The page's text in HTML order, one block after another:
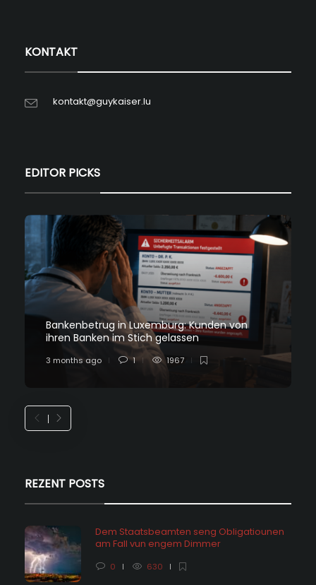
KONTAKT
kontakt@guykaiser.lu
EDITOR PICKS
Bankenbetrug in Luxemburg: Kunden von
ihren Banken im Stich gelassen
3 months ago 1 1967
REZENT POSTS
Dem Staatsbeamten seng Obligatiounen
am Fall vun engem Dimmer
0 630